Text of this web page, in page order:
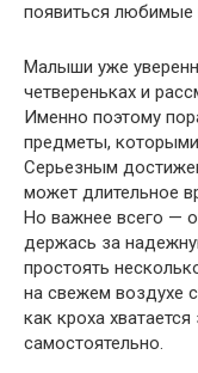
появиться
Малыши уже
четвереньках и
Именно поэтому
предметы,
Серьезным
может длительное
Но важнее всего —
держась за
простоять
на свежем воздухе
как кроха
самостоятельно.